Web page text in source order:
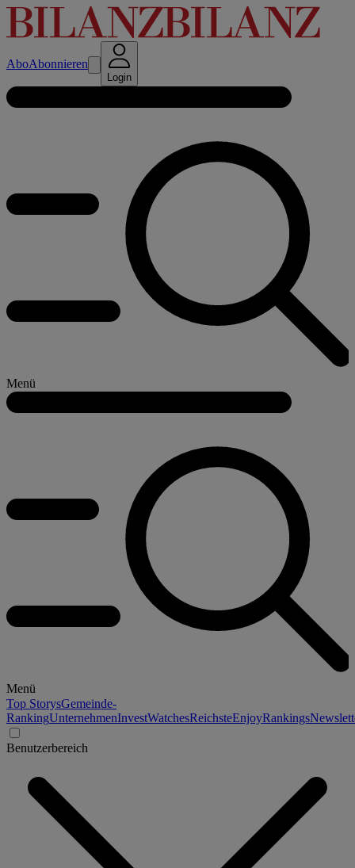
AboAbonnieren
Login
Menü
Menü
Top StorysGemeinde-
RankingUnternehmenInvestWatchesReichsteEnjoyRankings
Benutzerbereich